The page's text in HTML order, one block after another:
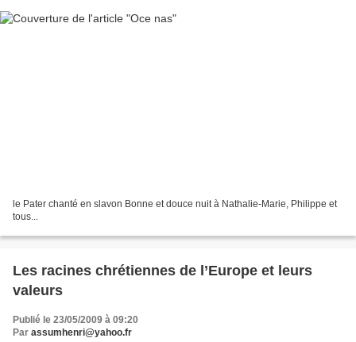
le Pater chanté en slavon Bonne et douce nuit à Nathalie-Marie, Philippe et
tous...
Les racines chrétiennes de l’Europe et leurs
valeurs
Publié le 23/05/2009 à 09:20
Par assumhenri@yahoo.fr